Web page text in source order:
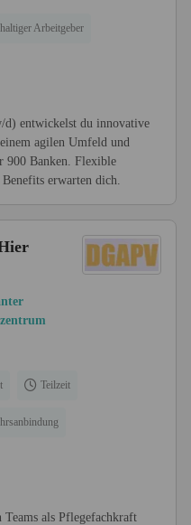
Arbeitgeber
d) entwickelst du innovative
agilen Umfeld und
900 Banken. Flexible
erwarten dich.
Teilzeit
Teams als Pflegefachkraft